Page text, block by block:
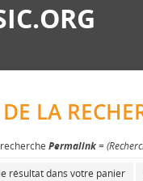
LA
Permalink=
résultat dans votre panier